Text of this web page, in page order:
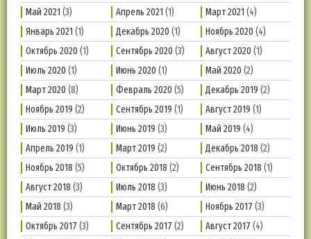
Май 2021 (3) Апрель 2021 (1) Март 2021 (4)
Январь 2021 (1) Декабрь 2020 (1) Ноябрь 2020 (4)
Октябрь 2020 (1) Сентябрь 2020 (3) Август 2020 (1)
Июль 2020 (1) Июнь 2020 (1) Май 2020 (2)
Март 2020 (8) Февраль 2020 (5) Декабрь 2019 (2)
Ноябрь 2019 (2) Сентябрь 2019 (1) Август 2019 (1)
Июль 2019 (3) Июнь 2019 (3) Май 2019 (4)
Апрель 2019 (1) Март 2019 (2) Декабрь 2018 (2)
Ноябрь 2018 (5) Октябрь 2018 (2) Сентябрь 2018 (1)
Август 2018 (3) Июль 2018 (3) Июнь 2018 (2)
Май 2018 (3) Март 2018 (6) Ноябрь 2017 (3)
Октябрь 2017 (3) Сентябрь 2017 (2) Август 2017 (4)